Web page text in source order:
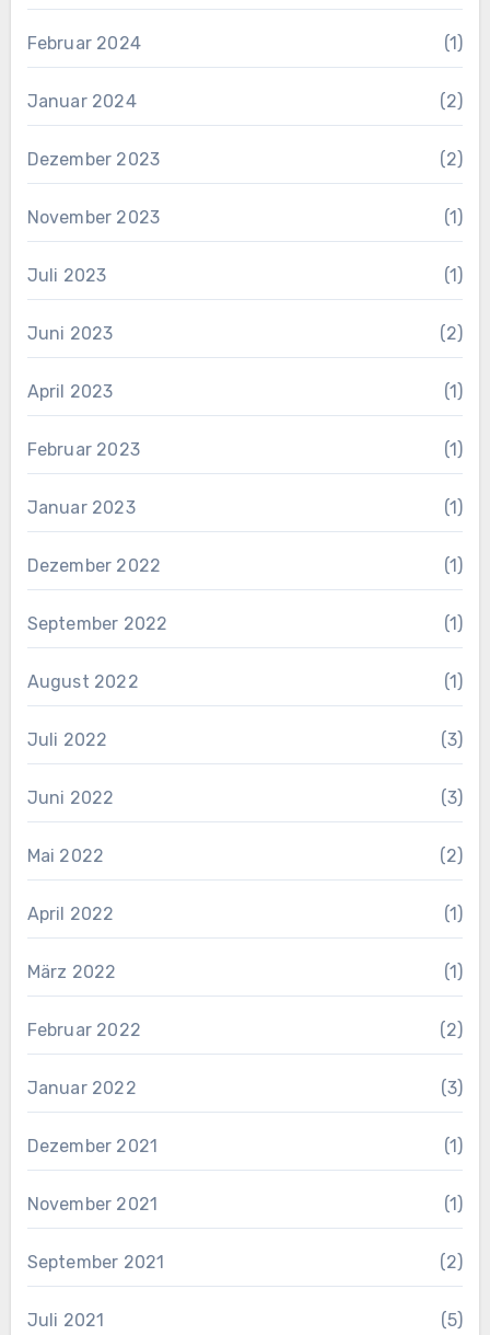
Februar 2024 (1)
Januar 2024 (2)
Dezember 2023 (2)
November 2023 (1)
Juli 2023 (1)
Juni 2023 (2)
April 2023 (1)
Februar 2023 (1)
Januar 2023 (1)
Dezember 2022 (1)
September 2022 (1)
August 2022 (1)
Juli 2022 (3)
Juni 2022 (3)
Mai 2022 (2)
April 2022 (1)
März 2022 (1)
Februar 2022 (2)
Januar 2022 (3)
Dezember 2021 (1)
November 2021 (1)
September 2021 (2)
Juli 2021 (5)